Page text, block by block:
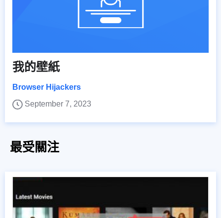
我的壁紙
Browser Hijackers
September 7, 2023
最受關注